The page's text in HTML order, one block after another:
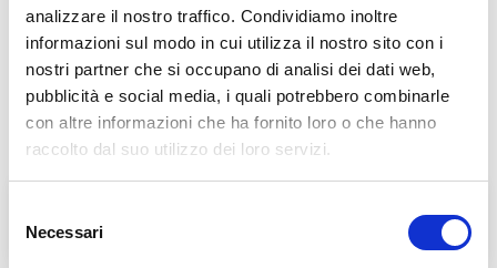
analizzare il nostro traffico. Condividiamo inoltre
informazioni sul modo in cui utilizza il nostro sito con i
nostri partner che si occupano di analisi dei dati web,
pubblicità e social media, i quali potrebbero combinarle
con altre informazioni che ha fornito loro o che hanno
raccolto dal suo utilizzo dei loro servizi.
delNecessari
BENEDIZIONE DELLE
LAMPADE DELL'AGORA'